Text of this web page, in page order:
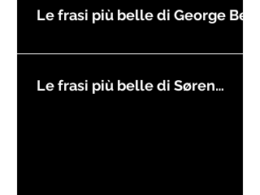
Le frasi più belle di George Best
Le frasi più belle di Søren